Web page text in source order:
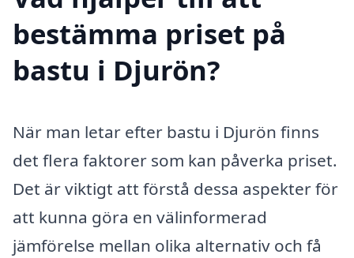
bestämma priset på
bastu i Djurön?
När man letar efter bastu i Djurön finns
det flera faktorer som kan påverka priset.
Det är viktigt att förstå dessa aspekter för
att kunna göra en välinformerad
jämförelse mellan olika alternativ och få